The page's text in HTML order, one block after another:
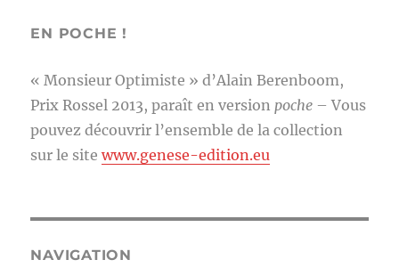
EN POCHE !
« Monsieur Optimiste » d’Alain Berenboom,
Prix Rossel 2013, paraît en version poche – Vous
pouvez découvrir l’ensemble de la collection
sur le sitewww.genese-edition.eu
NAVIGATION